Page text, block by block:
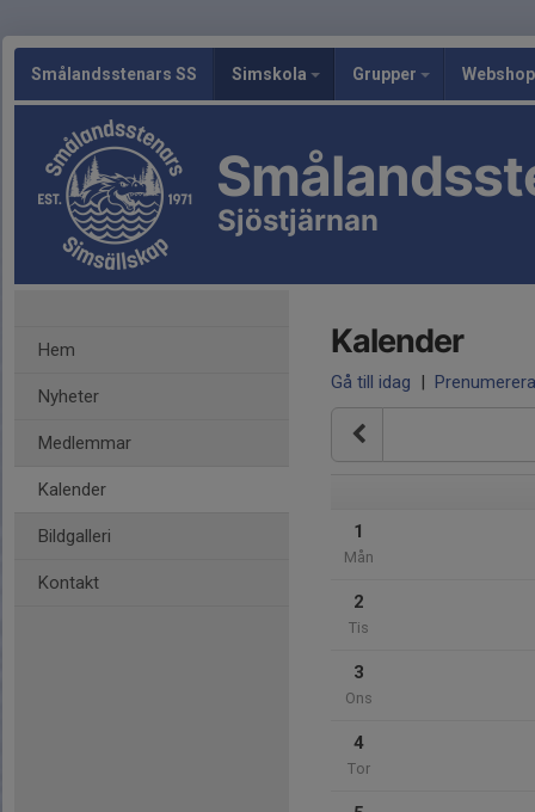
Smålandsstenars SS Simskola Grupper Webshop
Sjöstjärnan
Hem
Nyheter
Medlemmar
Kalender
Bildgalleri
Kontakt
Kalender
Gå till idag | Prenumerera
1
Mån
2
Tis
3
Ons
4
Tor